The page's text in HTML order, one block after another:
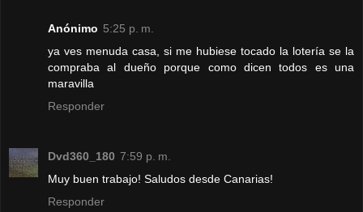
Anónimo 5:25 p. m.
ya ves menuda casa, si me hubiese tocado la lotería se la
compraba al dueño porque como dicen todos es una
maravilla
Responder
Dvd360_180 7:59 p. m.
Muy buen trabajo! Saludos desde Canarias!
Responder